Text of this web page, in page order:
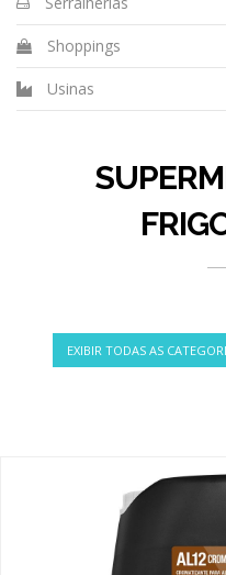
Shoppings
Usinas
EXIBIR TODAS AS